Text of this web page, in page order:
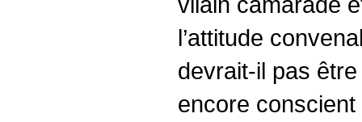
l’attitude
devrait-il pas
encore